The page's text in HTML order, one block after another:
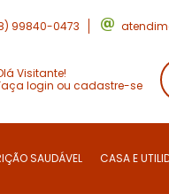
99840-0473
Visitante!
login ou cadastre-se
SAUDÁVEL CASA E